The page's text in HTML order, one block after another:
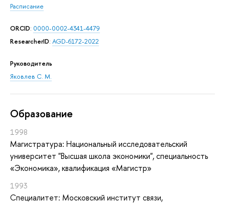
Расписание
ORCID: 0000-0002-4341-4479
ResearcherID: AGD-6172-2022
Руководитель
Яковлев С. М.
Oбразование
1998
Магистратура: Национальный исследовательский
университет "Высшая школа экономики", специальность
«Экономика», квалификация «Магистр»
1993
Специалитет: Московский институт связи,